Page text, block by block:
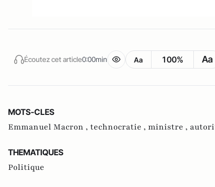
Écoutez cet article0:00min Aa 100% Aa
MOTS-CLES
Emmanuel Macron , technocratie , ministre ,
THEMATIQUES
Politique